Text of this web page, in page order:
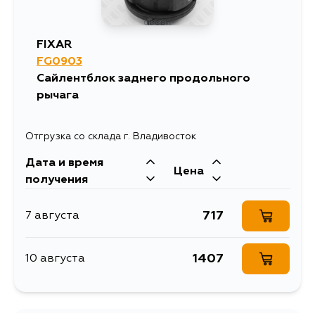
FIXAR
FG0903
Сайлентблок заднего продольного
рычага
Отгрузка со склада г. Владивосток
Дата и время
получения
Цена
7 августа 717
10 августа 1407